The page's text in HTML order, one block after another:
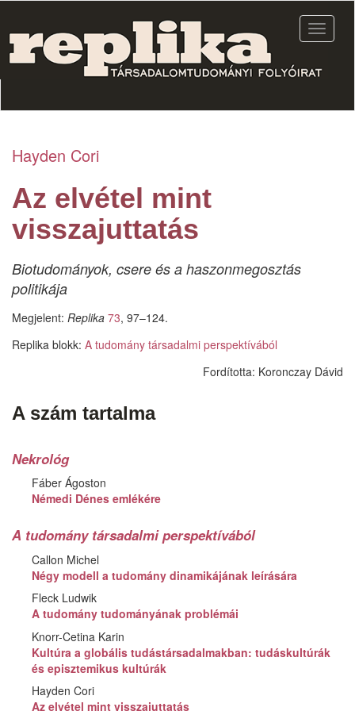
tartalomra
Hayden Cori
Az elvétel mint
visszajuttatás
Biotudományok, csere és a haszonmegosztás
politikája
Megjelent: Replika 73, 97–124.
Replika blokk: A tudomány társadalmi perspektívából
Fordította: Koronczay Dávid
A szám tartalma
Nekrológ
Fáber Ágoston
Némedi Dénes emlékére
A tudomány társadalmi perspektívából
Callon Michel
Négy modell a tudomány dinamikájának leírására
Fleck Ludwik
A tudomány tudományának problémái
Knorr-Cetina Karin
Kultúra a globális tudástársadalmakban: tudáskultúrák
és episztemikus kultúrák
Hayden Cori
Az elvétel mint visszajuttatás